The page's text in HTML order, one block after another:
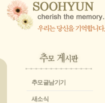
추모글남기기
새소식